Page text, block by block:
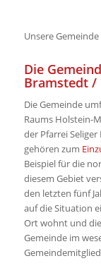
Unsere
Die
Bramstedt /
Die Gemeinde
Raums Holstein-
der Pfarrei
gehören zum
Beispiel für die
diesem Gebiet
den letzten fünf
auf die Situation
Ort wohnt und
Gemeinde im